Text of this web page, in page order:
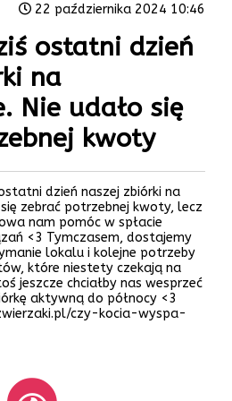
22 października 2024 10:46
ostatni dzień
na
Nie udało się
kwoty
dzień naszej zbiórki na
zebrać potrzebnej kwoty, lecz
nam pomóc w spłacie
<3 Tymczasem, dostajemy
lokalu i kolejne potrzeby
które niestety czekają na
jeszcze chciałby nas wesprzeć
aktywną do północy <3
czy-kocia-wyspa-